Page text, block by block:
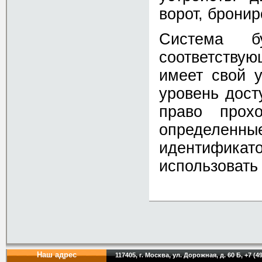
ворот,
Система
имеет свой
уровень
право
Наш адрес 117405, г. Москва, ул. Дорожная, д. 60 Б, +7